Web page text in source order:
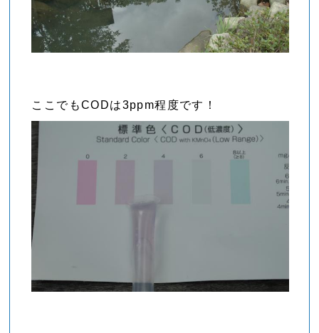
ここでもCODは3ppm程度です！